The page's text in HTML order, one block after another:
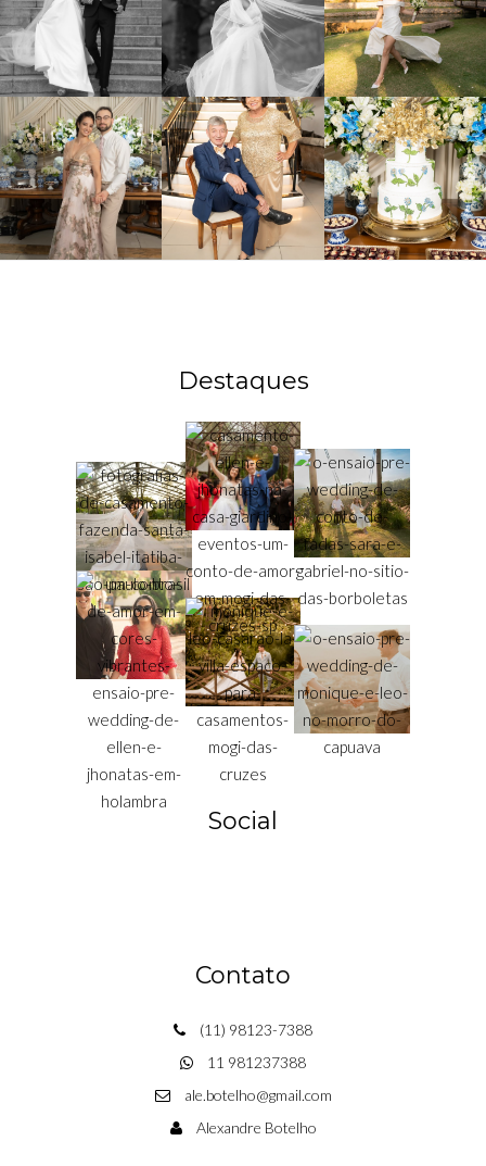
Destaques
Social
Contato
(11) 98123-7388
11 981237388
ale.botelho@gmail.com
Alexandre Botelho